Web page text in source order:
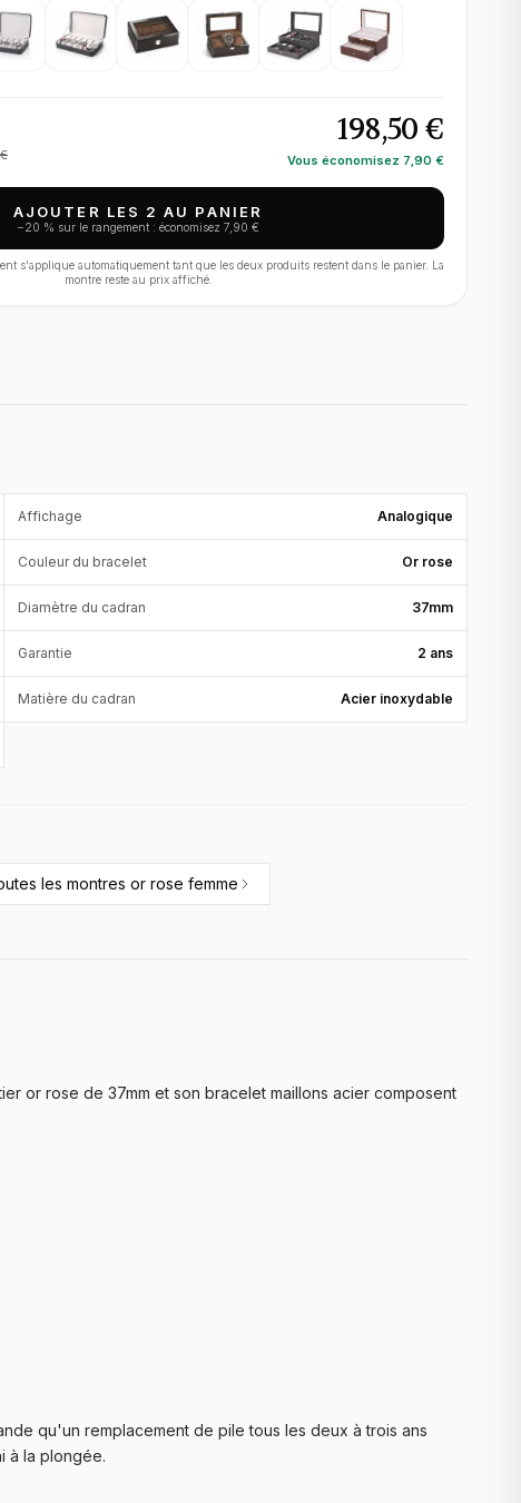
198,50 €
Vous économisez 7,90 €
AJOUTER LES 2 AU PANIER
−20 % sur le rangement : économisez 7,90 €
s'applique automatiquement tant que les deux produits restent dans le panier. La
montre reste au prix affiché.
Affichage Analogique
Couleur du bracelet Or rose
Diamètre du cadran 37mm
Garantie 2 ans
Matière du cadran Acier inoxydable
les montres or rose femme
or rose de 37mm et son bracelet maillons acier composent
qu'un remplacement de pile tous les deux à trois ans
à la plongée.